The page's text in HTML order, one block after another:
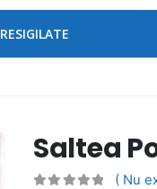
RESIGILATE
Saltea
( Nu